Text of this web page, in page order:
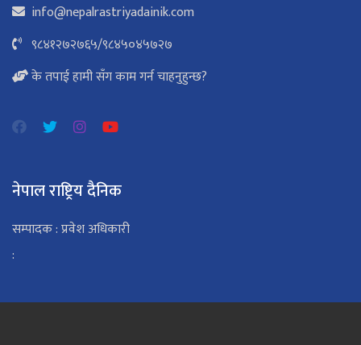
info@nepalrastriyadainik.com
९८४१२७२७६५/९८४५०४५७२७
के तपाई हामी सँग काम गर्न चाहनुहुन्छ?
नेपाल राष्ट्रिय दैनिक
सम्पादक : प्रवेश अधिकारी
: